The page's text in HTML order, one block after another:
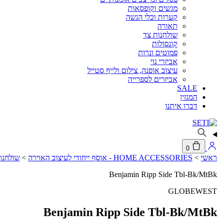
מגשים וקופסאות
קערות וכלי הגשה
תאורה
שולחנות צד
קונסולות
פמוטים ונרות
אביזרי נוי
עיצוב אופנה, צילום ולייף סטייל
אביזרים לספרייה
SALE
המגזין
דברו איתנו
0
ראשי > HOME ACCESSORIES - אוסף ייחודי לעיצוב האוירה >
Benjamin Ripp Side Tbl-Bk/MtBk
GLOBEWEST
Benjamin Ripp Side Tbl-Bk/MtBk